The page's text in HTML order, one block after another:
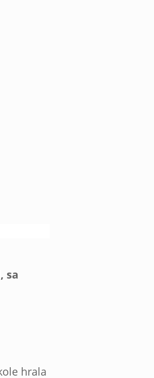
sa
hrala